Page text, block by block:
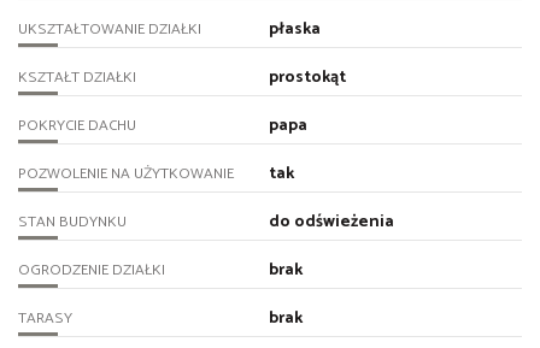
UKSZTAŁTOWANIE DZIAŁKI płaska
KSZTAŁT DZIAŁKI prostokąt
POKRYCIE DACHU papa
POZWOLENIE NA UŻYTKOWANIE tak
STAN BUDYNKU do odświeżenia
OGRODZENIE DZIAŁKI brak
TARASY brak